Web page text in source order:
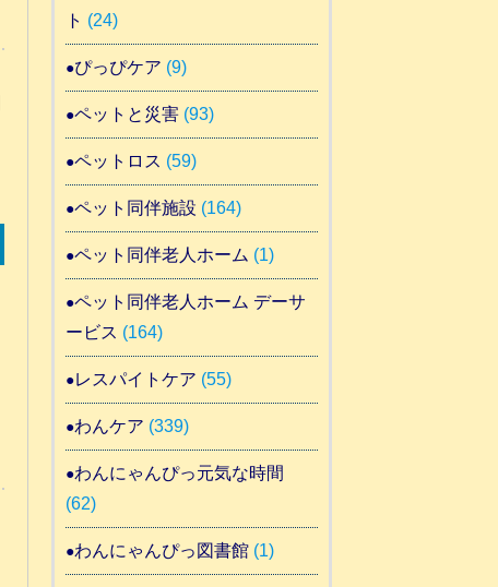
ト (24)
ぴっぴケア (9)
ペットと災害(93)
ペットロス (59)
ペット同伴施設 (164)
ペット同伴老人ホーム (1)
ペット同伴老人ホーム デーサ
ービス (164)
レスパイトケア (55)
わんケア (339)
わんにゃんぴっ元気な時間
(62)
わんにゃんぴっ図書館(1)